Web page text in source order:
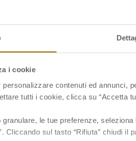
i cookie
contenuti ed annunci,
tutti i cookie, clicca su “Accetta
granulare, le tue preferenze,
Cliccando sul tasto “Rifiuta” chiudi il
alla festa, optate per l’
in 25 minuti, regalate ai vostri
hamburger con
arrosto alle albicocche e